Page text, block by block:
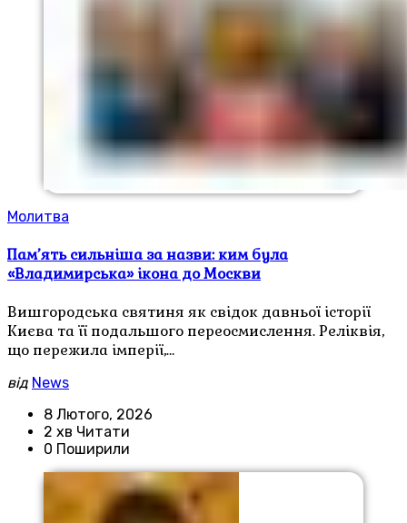
Молитва
Пам’ять сильніша за назви: ким була
«Владимирська» ікона до Москви
Вишгородська святиня як свідок давньої історії
Києва та її подальшого переосмислення. Реліквія,
що пережила імперії,…
від News
8 Лютого, 2026
2 хв Читати
0 Поширили